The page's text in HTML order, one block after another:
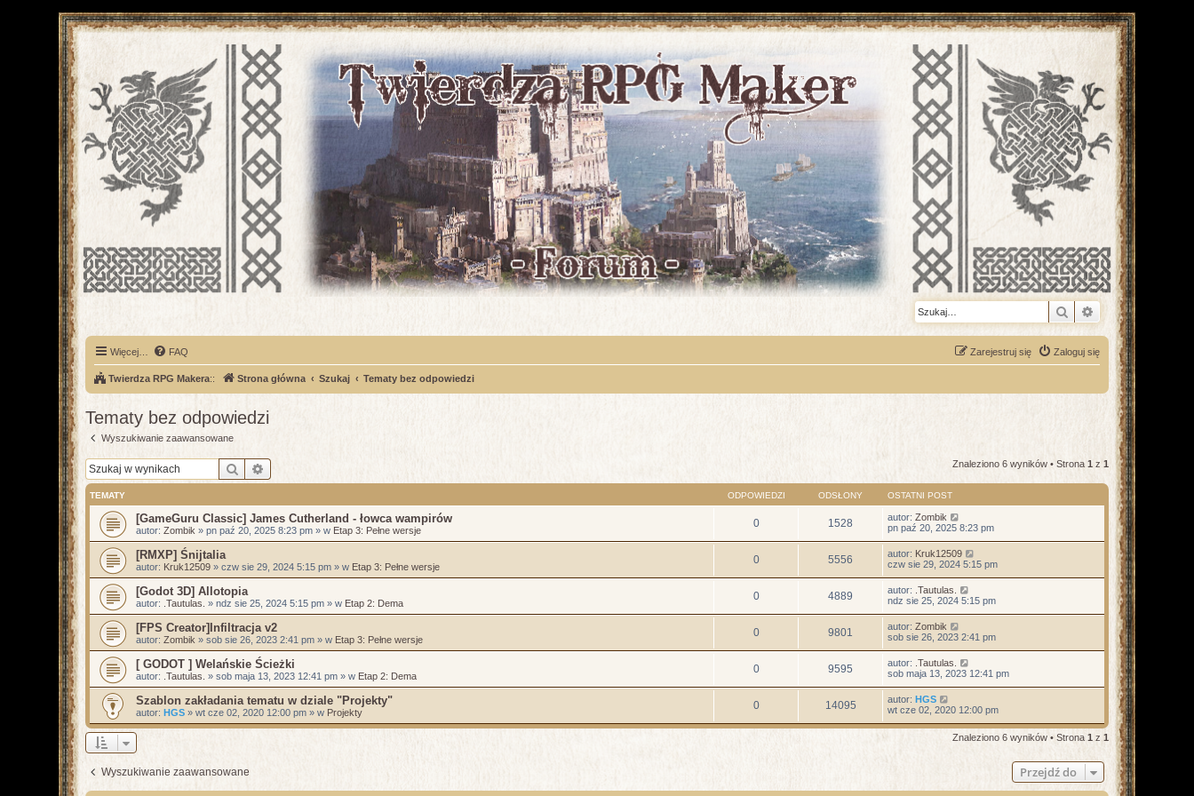
Szukaj Wyszukiwanie
Więcej… FAQ Zaloguj się
Zarejestruj się
Twierdza RPG Makera:: Strona główna Szukaj Tematy bez odpowiedzi
Tematy bez odpowiedzi
Wyszukiwanie zaawansowane
Szukaj Znaleziono 6 wyników • Strona 1 z 1
TEMATY ODPOWIEDZI ODSŁONY OSTATNI POST
[GameGuru Classic] James Cutherland - łowca wampirów
autor: Zombik » pn paź 20, 2025 8:23 pm » w Etap 3: Pełne wersje
0 1528 autor: Zombik
pn paź 20, 2025 8:23 pm
[RMXP] Śnijtalia
autor: Kruk12509 » czw sie 29, 2024 5:15 pm » w Etap 3: Pełne wersje
0 5556 autor: Kruk12509
czw sie 29, 2024 5:15 pm
[Godot 3D] Allotopia
autor: .Tautulas. » ndz sie 25, 2024 5:15 pm » w Etap 2: Dema
0 4889 autor: .Tautulas.
ndz sie 25, 2024 5:15 pm
[FPS Creator]Infiltracja v2
autor: Zombik » sob sie 26, 2023 2:41 pm » w Etap 3: Pełne wersje
0 9801 autor: Zombik
sob sie 26, 2023 2:41 pm
[ GODOT ] Welańskie Ścieżki
autor: .Tautulas. » sob maja 13, 2023 12:41 pm » w Etap 2: Dema
0 9595 autor: .Tautulas.
sob maja 13, 2023 12:41 pm
Szablon zakładania tematu w dziale "Projekty"
autor: HGS » wt cze 02, 2020 12:00 pm » w Projekty
0 14095 autor: HGS
wt cze 02, 2020 12:00 pm
Znaleziono 6 wyników • Strona 1 z 1
Wyszukiwanie zaawansowane Przejdź do